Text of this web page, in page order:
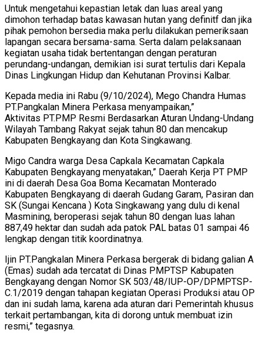
Untuk mengetahui kepastian letak dan luas areal yang
dimohon terhadap batas kawasan hutan yang definitf dan jika
pihak pemohon bersedia maka perlu dilakukan pemeriksaan
lapangan secara bersama-sama. Serta dalam pelaksanaan
kegiatan usaha tidak bertentangan dengan peraturan
perundang-undangan, demikian isi surat tertulis dari Kepala
Dinas Lingkungan Hidup dan Kehutanan Provinsi Kalbar.
Kepada media ini Rabu (9/10/2024), Mego Chandra Humas
PT.Pangkalan Minera Perkasa menyampaikan,”
Aktivitas PT.PMP Resmi Berdasarkan Aturan Undang-Undang
Wilayah Tambang Rakyat sejak tahun 80 dan mencakup
Kabupaten Bengkayang dan Kota Singkawang.
Migo Candra warga Desa Capkala Kecamatan Capkala
Kabupaten Bengkayang menyatakan,” Daerah Kerja PT PMP
ini di daerah Desa Goa Boma Kecamatan Monterado
Kabupaten Bengkayang di daerah Gudang Garam, Pasiran dan
SK (Sungai Kencana ) Kota Singkawang yang dulu di kenal
Masmining, beroperasi sejak tahun 80 dengan luas lahan
887,49 hektar dan sudah ada patok PAL batas 01 sampai 46
lengkap dengan titik koordinatnya.
Ijin PT.Pangkalan Minera Perkasa bergerak di bidang galian A
(Emas) sudah ada tercatat di Dinas PMPTSP Kabupaten
Bengkayang dengan Nomor SK 503/48/IUP-OP/DPMPTSP-
C.1/2019 dengan tahapan kegiatan Operasi Produksi atau OP
dan ini sudah lama, karena ada aturan dari Pemerintah khusus
terkait pertambangan, kita di dorong untuk membuat izin
resmi,” tegasnya.